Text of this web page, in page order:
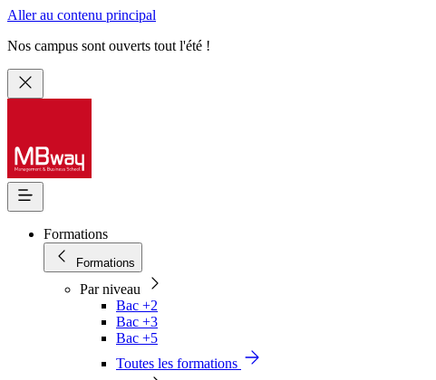
Aller au contenu principal
Nos campus sont ouverts tout l'été !
Formations
Formations
Par niveau
Bac +2
Bac +3
Bac +5
Toutes les formations